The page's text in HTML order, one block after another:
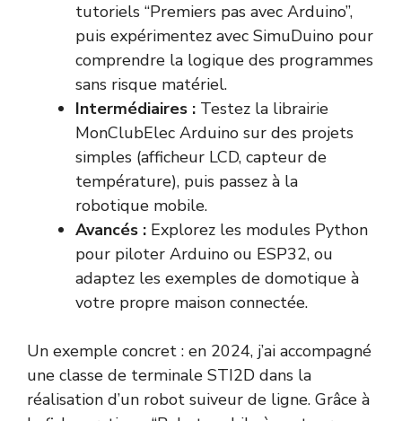
tutoriels “Premiers pas avec Arduino”,
puis expérimentez avec SimuDuino pour
comprendre la logique des programmes
sans risque matériel.
Intermédiaires : Testez la librairie
MonClubElec Arduino sur des projets
simples (afficheur LCD, capteur de
température), puis passez à la
robotique mobile.
Avancés : Explorez les modules Python
pour piloter Arduino ou ESP32, ou
adaptez les exemples de domotique à
votre propre maison connectée.
Un exemple concret : en 2024, j’ai accompagné
une classe de terminale STI2D dans la
réalisation d’un robot suiveur de ligne. Grâce à